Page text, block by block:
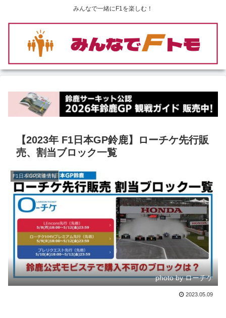
みんなで一緒にF1を楽しむ！
【2023年 F1日本GP鈴鹿】ローチケ先行販
売、割当ブロック一覧
F1日本GP関連情報
photo by ローチケ
2023.05.09